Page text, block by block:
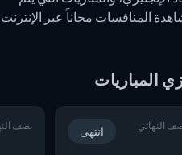
عرضها على التلفزيون، وخيارات مشاهدة المنافسات مجاناً عبر الإنترنت
وتشمل أنجح الفرق في تاريخ كأس الاتحاد الإنجليزي أرسنال (Arsenal)،
المباريات
النهائي انتهى نصف